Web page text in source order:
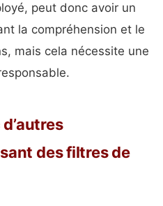
peut donc avoir un
la compréhension et le
mais cela nécessite une
des filtres de